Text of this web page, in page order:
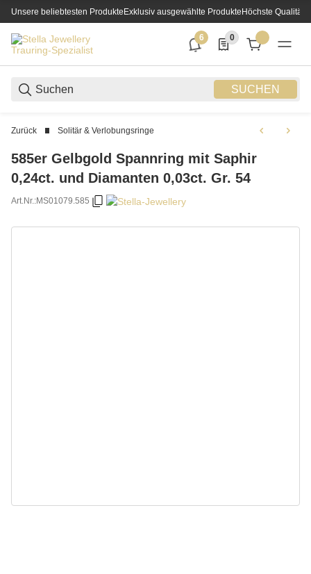
Unsere beliebtesten ProdukteExklusiv ausgewählte ProdukteHöchste Qualität
SUCHEN
6
6 neue Notifizierungen
0
0 Produkte in der
Zurück Solitär & Verlobungsringe
585er Gelbgold Spannring mit Saphir
0,24ct. und Diamanten 0,03ct. Gr. 54
Art.Nr.:MS01079.585